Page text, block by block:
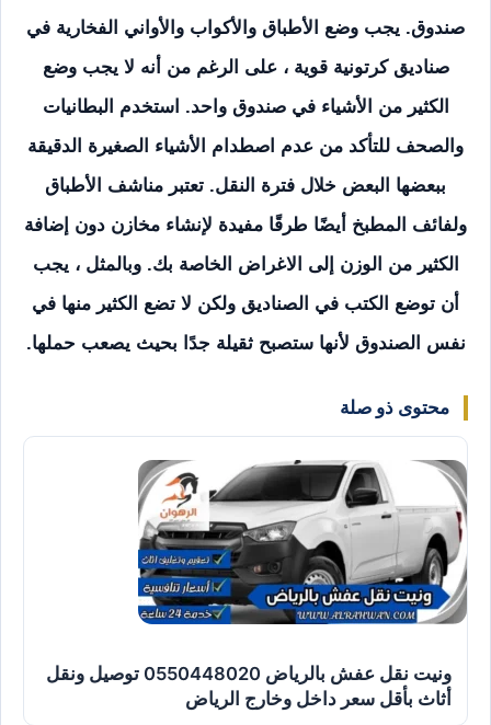
صندوق. يجب وضع الأطباق والأكواب والأواني الفخارية في
صناديق كرتونية قوية ، على الرغم من أنه لا يجب وضع
الكثير من الأشياء في صندوق واحد. استخدم البطانيات
والصحف للتأكد من عدم اصطدام الأشياء الصغيرة الدقيقة
ببعضها البعض خلال فترة النقل. تعتبر مناشف الأطباق
ولفائف المطبخ أيضًا طرقًا مفيدة لإنشاء مخازن دون إضافة
الكثير من الوزن إلى الاغراض الخاصة بك. وبالمثل ، يجب
أن توضع الكتب في الصناديق ولكن لا تضع الكثير منها في
نفس الصندوق لأنها ستصبح ثقيلة جدًا بحيث يصعب حملها.
محتوى ذو صلة
ونيت نقل عفش بالرياض 0550448020 توصيل ونقل
أثاث بأقل سعر داخل وخارج الرياض